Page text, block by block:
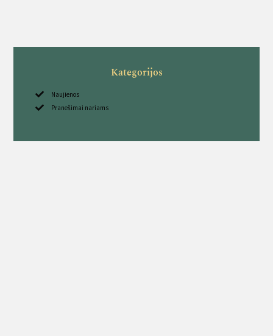
Kategorijos
Naujienos
Pranešimai nariams